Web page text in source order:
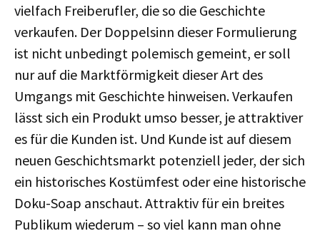
vielfach Freiberufler, die so die Geschichte
verkaufen. Der Doppelsinn dieser Formulierung
ist nicht unbedingt polemisch gemeint, er soll
nur auf die Marktförmigkeit dieser Art des
Umgangs mit Geschichte hinweisen. Verkaufen
lässt sich ein Produkt umso besser, je attraktiver
es für die Kunden ist. Und Kunde ist auf diesem
neuen Geschichtsmarkt potenziell jeder, der sich
ein historisches Kostümfest oder eine historische
Doku-Soap anschaut. Attraktiv für ein breites
Publikum wiederum – so viel kann man ohne